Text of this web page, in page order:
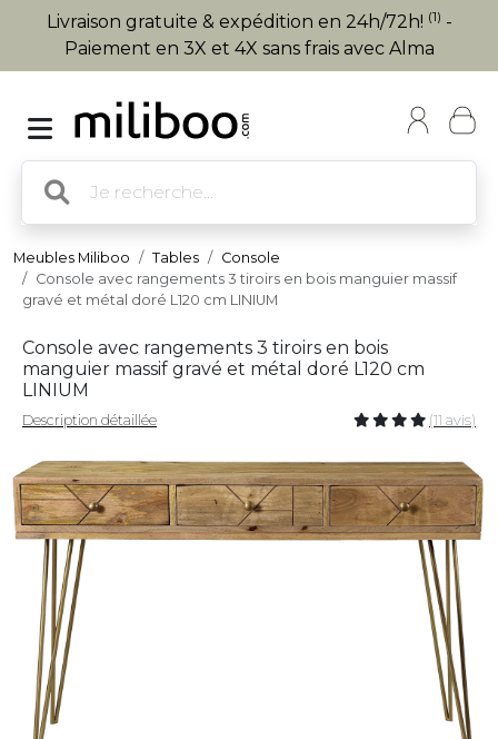
Livraison gratuite & expédition en 24h/72h! (1) -
Paiement en 3X et 4X sans frais avec Alma
Meubles Miliboo Tables
Console
Console avec rangements 3 tiroirs en bois manguier massif
gravé et métal doré L120 cm LINIUM
Console avec rangements 3 tiroirs en bois
manguier massif gravé et métal doré L120 cm
LINIUM
Description détaillée (11 avis)